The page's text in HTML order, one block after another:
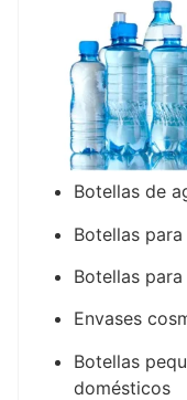
Botellas de
Botellas
Botellas
Envases
Botellas
domésticos